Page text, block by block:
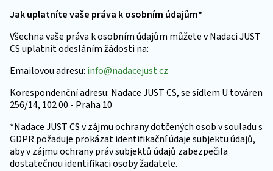
Jak uplatníte vaše práva k osobním údajům*
Všechna vaše práva k osobním údajům můžete v Nadaci JUST
CS uplatnit odesláním žádosti na:
Emailovou adresu: info@nadacejust.cz
Korespondenční adresu: Nadace JUST CS, se sídlem U továren
256/14, 102 00 - Praha 10
*Nadace JUST CS v zájmu ochrany dotčených osob v souladu s
GDPR požaduje prokázat identifikační údaje subjektu údajů,
aby v zájmu ochrany práv subjektů údajů zabezpečila
dostatečnou identifikaci osoby žadatele.